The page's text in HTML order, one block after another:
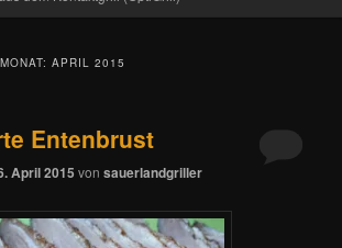
APRIL 2015
Entenbrust
April 2015 vonsauerlandgriller